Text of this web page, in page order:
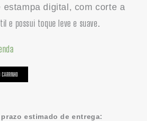
estampa digital, com corte a
e possui toque leve e suave.
estimado de entrega: